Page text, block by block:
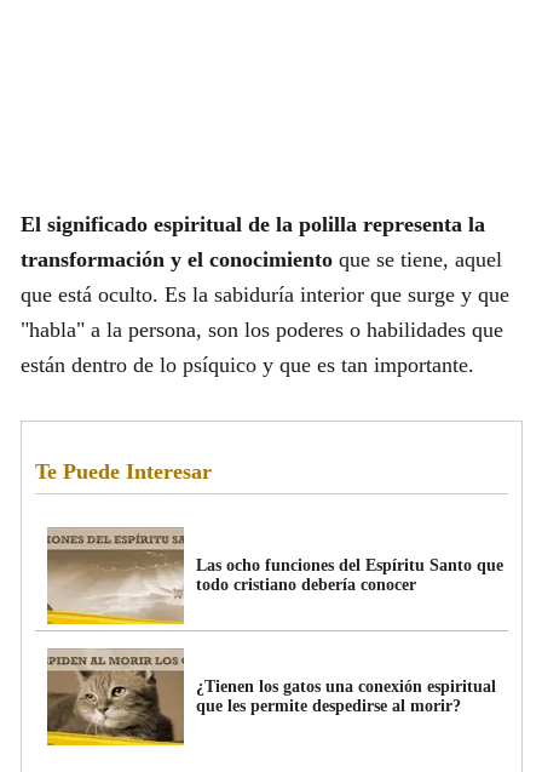
El significado espiritual de la polilla representa la
transformación y el conocimientoque se tiene, aquel
que está oculto. Es la sabiduría interior que surge y que
"habla" a la persona, son los poderes o habilidades que
están dentro de lo psíquico y que es tan importante.
Te Puede Interesar
Las ocho funciones del Espíritu Santo que
todo cristiano debería conocer
¿Tienen los gatos una conexión espiritual
que les permite despedirse al morir?